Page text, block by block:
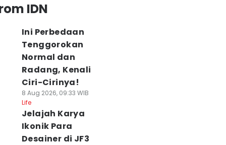
IDN
Ini Perbedaan
Tenggorokan
Normal dan
Radang, Kenali
Ciri-Cirinya!
8 Aug 2026, 09:33 WIB
Life
Jelajah Karya
Ikonik Para
Desainer di JF3